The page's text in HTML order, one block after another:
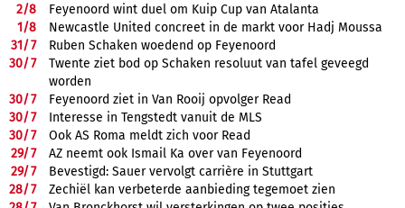
2/8
Feyenoord wint duel om Kuip Cup van Atalanta
1/8
Newcastle United concreet in de markt voor Hadj Moussa
31/7
Ruben Schaken woedend op Feyenoord
30/7
Twente ziet bod op Schaken resoluut van tafel geveegd
worden
30/7
Feyenoord ziet in Van Rooij opvolger Read
30/7
Interesse in Tengstedt vanuit de MLS
30/7
Ook AS Roma meldt zich voor Read
29/7
AZ neemt ook Ismail Ka over van Feyenoord
29/7
Bevestigd: Sauer vervolgt carrière in Stuttgart
28/7
Zechiël kan verbeterde aanbieding tegemoet zien